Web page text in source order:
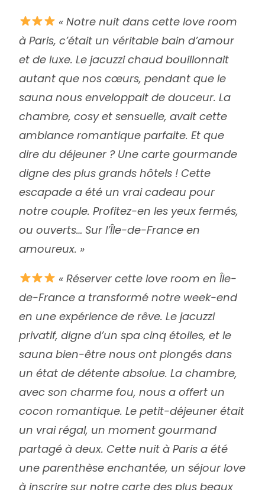
« Notre nuit dans cette love room
à Paris, c’était un véritable bain d’amour
et de luxe. Le jacuzzi chaud bouillonnait
autant que nos cœurs, pendant que le
sauna nous enveloppait de douceur. La
chambre, cosy et sensuelle, avait cette
ambiance romantique parfaite. Et que
dire du déjeuner ? Une carte gourmande
digne des plus grands hôtels ! Cette
escapade a été un vrai cadeau pour
notre couple. Profitez-en les yeux fermés,
ou ouverts… Sur l’Île-de-France en
amoureux. »
« Réserver cette love room en Île-
de-France a transformé notre week-end
en une expérience de rêve. Le jacuzzi
privatif, digne d’un spa cinq étoiles, et le
sauna bien-être nous ont plongés dans
un état de détente absolue. La chambre,
avec son charme fou, nous a offert un
cocon romantique. Le petit-déjeuner était
un vrai régal, un moment gourmand
partagé à deux. Cette nuit à Paris a été
une parenthèse enchantée, un séjour love
à inscrire sur notre carte des plus beaux